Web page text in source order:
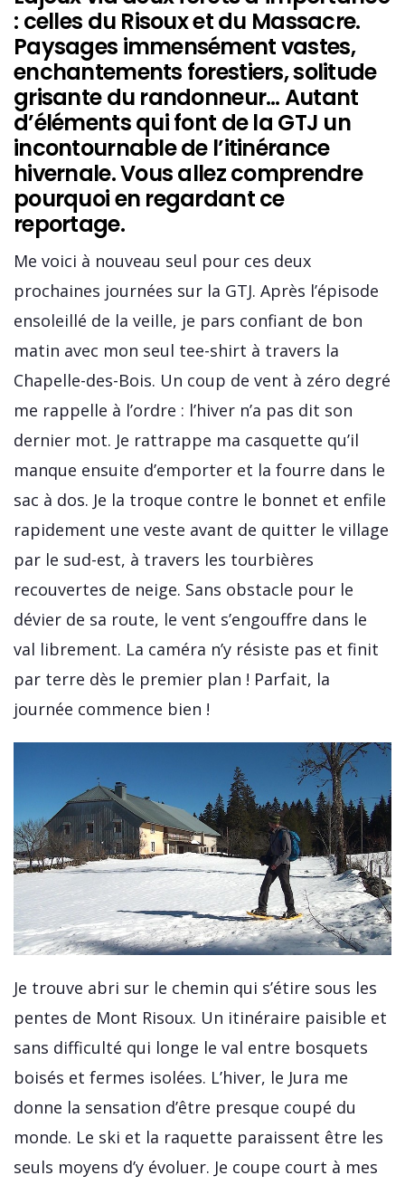
: celles du Risoux et du Massacre.
Paysages immensément vastes,
enchantements forestiers, solitude
grisante du randonneur… Autant
d’éléments qui font de la GTJ un
incontournable de l’itinérance
hivernale. Vous allez comprendre
pourquoi en regardant ce
reportage.
Me voici à nouveau seul pour ces deux
prochaines journées sur la GTJ. Après l’épisode
ensoleillé de la veille, je pars confiant de bon
matin avec mon seul tee-shirt à travers la
Chapelle-des-Bois. Un coup de vent à zéro degré
me rappelle à l’ordre : l’hiver n’a pas dit son
dernier mot. Je rattrappe ma casquette qu’il
manque ensuite d’emporter et la fourre dans le
sac à dos. Je la troque contre le bonnet et enfile
rapidement une veste avant de quitter le village
par le sud-est, à travers les tourbières
recouvertes de neige. Sans obstacle pour le
dévier de sa route, le vent s’engouffre dans le
val librement. La caméra n’y résiste pas et finit
par terre dès le premier plan ! Parfait, la
journée commence bien !
Je trouve abri sur le chemin qui s’étire sous les
pentes de Mont Risoux. Un itinéraire paisible et
sans difficulté qui longe le val entre bosquets
boisés et fermes isolées. L’hiver, le Jura me
donne la sensation d’être presque coupé du
monde. Le ski et la raquette paraissent être les
seuls moyens d’y évoluer. Je coupe court à mes